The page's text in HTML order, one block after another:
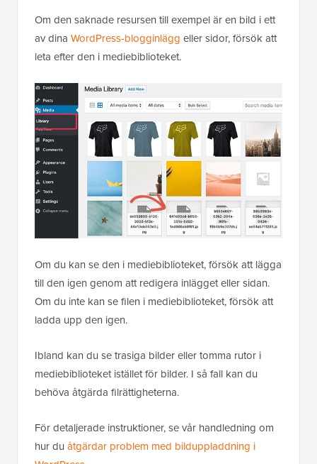
Om den saknade resursen till exempel är en bild i ett
av dina WordPress-blogginlägg eller sidor, försök att
leta efter den i mediebiblioteket.
Om du kan se den i mediebiblioteket, försök att lägga
till den igen genom att redigera inlägget eller sidan.
Om du inte kan se filen i mediebiblioteket, försök att
ladda upp den igen.
Ibland kan du se trasiga bilder eller tomma rutor i
mediebiblioteket istället för bilder. I så fall kan du
behöva åtgärda filrättigheterna.
För detaljerade instruktioner, se vår handledning om
hur du åtgärdar problem med bilduppladdning i